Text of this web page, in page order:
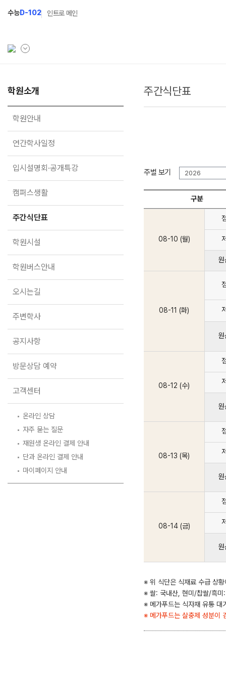
수능D-102 인트로 메인
학원소개
학원안내
연간학사일정
캠퍼스생활
주간식단표
학원시설
학원버스안내
오시는길
주변학사
공지사항
방문상담 예약
온라인 상담
자주 묻는 질문
재원생 온라인 결제 안내
단과 온라인 결제 안내
마이페이지 안내
N Class
2027 N수 예체능반
2027 N수 정규반
학원소개
학원안내
연간학사일정
입시설명회·공개특강
캠퍼스생활
주간식단표
학원시설
학원버스안내
오시는길
주변학사
공지사항
방문상담 예약
고객센터
온라인 상담
자주 묻는 질문
재원생 온라인 결제 안내
단과 온라인 결제 안내
마이페이지 안내
주간식단표
주별 보기 2026
구분
08-10 (월)
원
08-11 (화)
원
08-12 (수)
원
08-13 (목)
원
08-14 (금)
원
※ 위 식단은 식재료 수급 상
※ 쌀: 국내산, 현미/찹쌀/흑미
※ 메가푸드는 식자재 유통 대
※ 메가푸드는 살충제 성분이